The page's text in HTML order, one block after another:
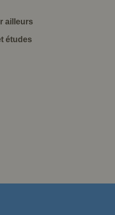
ailleurs
études